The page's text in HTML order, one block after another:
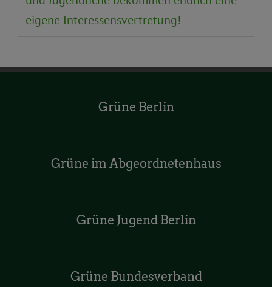
eigene Interessensvertretung!
Grüne Berlin
Grüne im Abgeordnetenhaus
Grüne Jugend Berlin
Grüne Bundesverband